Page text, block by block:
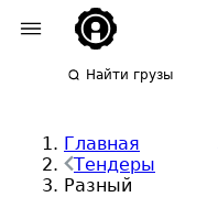
Найти грузы
Главная
Тендеры
Разный